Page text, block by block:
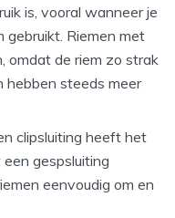
is, vooral wanneer je
Riemen met
omdat de riem zo strak
hebben steeds meer
clipsluiting heeft het
gespsluiting
eenvoudig om en